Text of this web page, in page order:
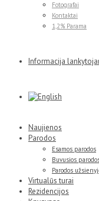
Fotografai
Kontaktai
1,2% Parama
Informacija
Naujienos
Parodos
Esamos parodos
Buvusios
Parodos
Virtualūs turai
Rezidencijos